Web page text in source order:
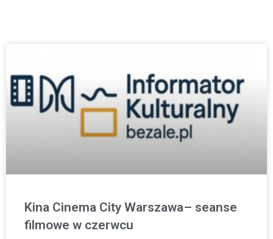
Kina Cinema City Warszawa– seanse
filmowe w czerwcu